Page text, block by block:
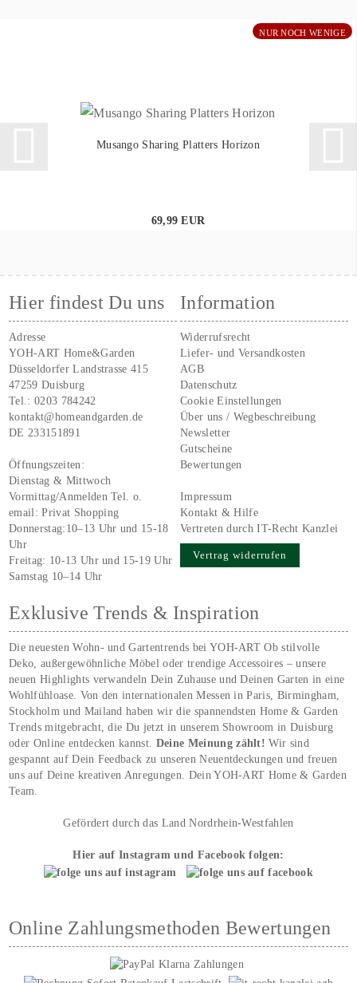
NUR NOCH WENIGE
Musango Sharing Platters Horizon
69,99 EUR
Hier findest Du uns
Adresse
YOH-ART Home&Garden
Düsseldorfer Landstrasse 415
47259 Duisburg
Tel.:0203 784242
kontakt@homeandgarden.de
DE 233151891
Öffnungszeiten:
Dienstag & Mittwoch
Vormittag/Anmelden Tel. o.
email:Privat Shopping
Donnerstag:10–13 Uhr und 15-18
Uhr
Freitag: 10-13 Uhr und 15-19 Uhr
Samstag 10–14 Uhr
Information
Widerrufsrecht
Liefer- und Versandkosten
AGB
Datenschutz
Cookie Einstellungen
Über uns / Wegbeschreibung
Newsletter
Gutscheine
Bewertungen
Impressum
Kontakt & Hilfe
Vertreten durch IT-Recht Kanzlei
Vertrag widerrufen
Exklusive Trends & Inspiration
Die neuesten Wohn- und Gartentrends bei YOH‑ART Ob stilvolle
Deko, außergewöhnliche Möbel oder trendige Accessoires – unsere
neuen Highlights verwandeln Dein Zuhause und Deinen Garten in eine
Wohlfühloase. Von den internationalen Messen in Paris, Birmingham,
Stockholm und Mailand haben wir die spannendsten Home & Garden
Trends mitgebracht, die Du jetzt in unserem Showroom in Duisburg
oder Online entdecken kannst. Deine Meinung zählt!Wir sind
gespannt auf Dein Feedback zu unseren Neuentdeckungen und freuen
uns auf Deine kreativen Anregungen. Dein YOH‑ART Home & Garden
Team.
Gefördert durch das Land Nordrhein-Westfahlen
Hier auf Instagram und Facebook folgen:
Online Zahlungsmethoden Bewertungen